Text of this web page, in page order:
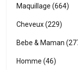
Maquillage (664)
Cheveux (229)
Bebe & Maman
Homme (46)